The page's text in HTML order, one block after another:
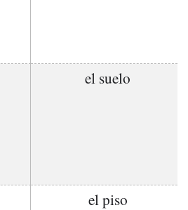
el suelo
el piso